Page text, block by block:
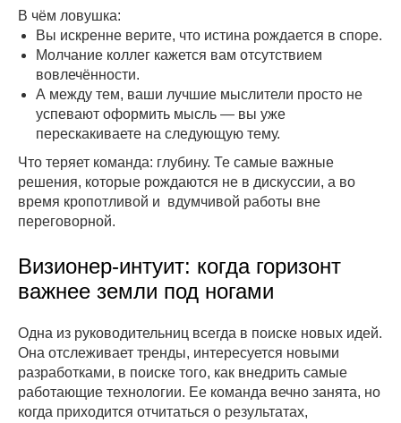
В чём ловушка:
Вы искренне верите, что истина рождается в споре.
Молчание коллег кажется вам отсутствием
вовлечённости.
А между тем, ваши лучшие мыслители просто не
успевают оформить мысль — вы уже
перескакиваете на следующую тему.
Что теряет команда: глубину. Те самые важные
решения, которые рождаются не в дискуссии, а во
время кропотливой и вдумчивой работы вне
переговорной.
Визионер-интуит: когда горизонт
важнее земли под ногами
Одна из руководительниц всегда в поиске новых идей.
Она отслеживает тренды, интересуется новыми
разработками, в поиске того, как внедрить самые
работающие технологии. Ее команда вечно занята, но
когда приходится отчитаться о результатах,